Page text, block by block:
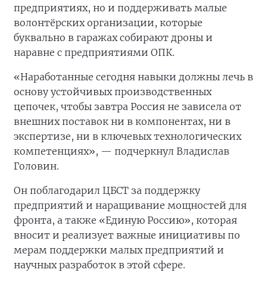
предприятиях, но и поддерживать малые
волонтёрских организации, которые
буквально в гаражах собирают дроны и
наравне с предприятиями ОПК.
«Наработанные сегодня навыки должны лечь в
основу устойчивых производственных
цепочек, чтобы завтра Россия не зависела от
внешних поставок ни в компонентах, ни в
экспертизе, ни в ключевых технологических
компетенциях», — подчеркнул Владислав
Головин.
Он поблагодарил ЦБСТ за поддержку
предприятий и наращивание мощностей для
фронта, а также «Единую Россию», которая
вносит и реализует важные инициативы по
мерам поддержки малых предприятий и
научных разработок в этой сфере.